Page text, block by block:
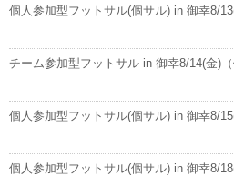
個人参加型フットサル(個サル) in 御幸8/
チーム参加型フットサル in 御幸8/14(金)
個人参加型フットサル(個サル) in 御幸8/
個人参加型フットサル(個サル) in 御幸8/